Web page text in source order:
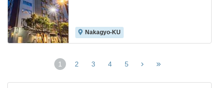
Nakagyo-KU
1
(página
2 3 4 5